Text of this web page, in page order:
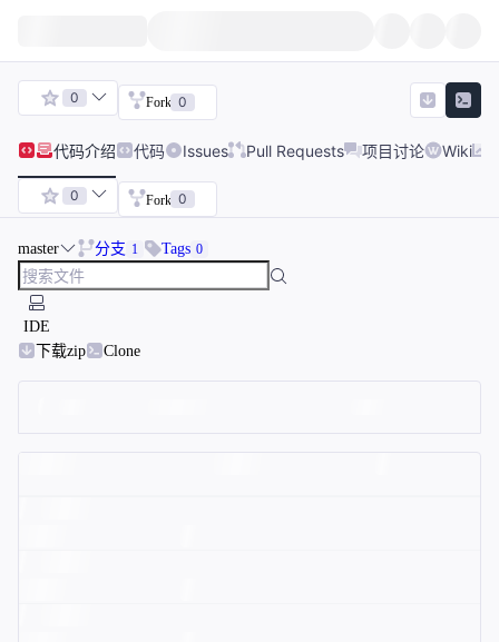
0 Fork 0
代码介绍 代码 Issues Pull Requests 项目讨论 Wiki
0 Fork 0
master 分支 1 Tags 0
IDE
下载zip
Clone